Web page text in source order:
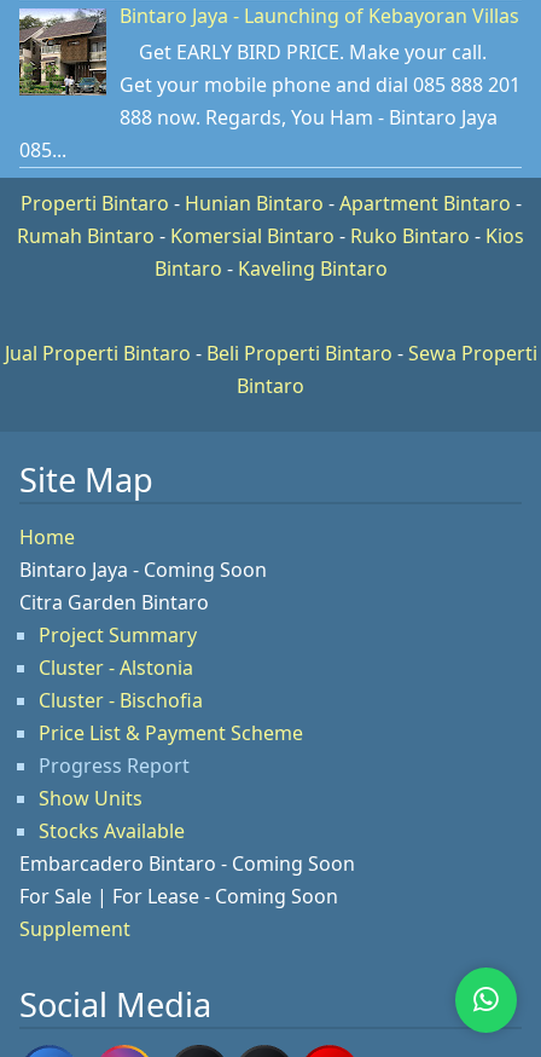
Bintaro Jaya - Launching of Kebayoran Villas
Get EARLY BIRD PRICE. Make your call.
Get your mobile phone and dial 085 888 201
888 now. Regards, You Ham - Bintaro Jaya
085...
Properti Bintaro - Hunian Bintaro -Apartment Bintaro -
Rumah Bintaro - Komersial Bintaro - Ruko Bintaro - Kios
Bintaro - Kaveling Bintaro
Jual Properti Bintaro - Beli Properti Bintaro -Sewa Properti
Bintaro
Site Map
Home
Bintaro Jaya - Coming Soon
Citra Garden Bintaro
Project Summary
Cluster - Alstonia
Cluster - Bischofia
Price List & Payment Scheme
Progress Report
Show Units
Stocks Available
Embarcadero Bintaro - Coming Soon
For Sale | For Lease - Coming Soon
Supplement
Social Media